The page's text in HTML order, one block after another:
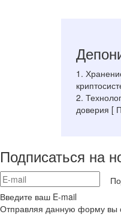
1.
2.
доверия [
Подписаться на
Введите ваш E-mail
Отправляя данную форму вы